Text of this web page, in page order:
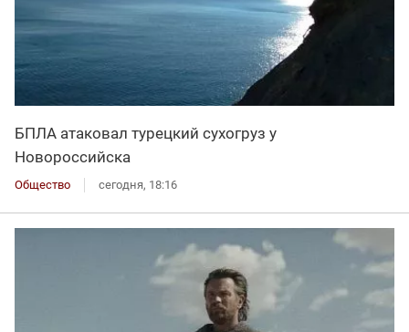
БПЛА атаковал турецкий сухогруз у
Новороссийска
Общество сегодня, 18:16